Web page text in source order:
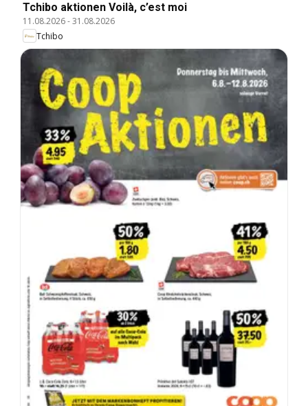
Tchibo aktionen Voilà, c’est moi
11.08.2026-31.08.2026
Tchibo